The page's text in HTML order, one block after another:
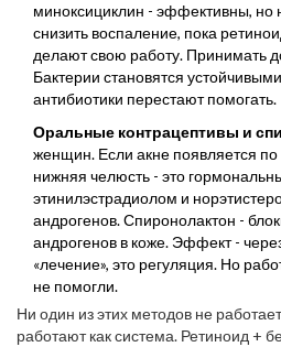
миноксициклин - эффективны, но
снизить воспаление, пока
делают свою работу. Принимать
Бактерии становятся
антибиотики перестают помогать.
Оральные контрацептивы и
женщин. Если акне появляется по
нижняя челюсть - это
этинилэстрадиолом и
андрогенов. Спиронолактон -
андрогенов в коже. Эффект -
«лечение», это регуляция. Но
не помогли.
Ни один из этих методов не
работают как система. Ретиноид +